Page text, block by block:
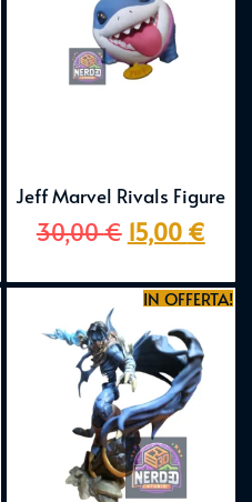
Jeff Marvel Rivals Figure
30,00€ 15,00 €
IN OFFERTA!